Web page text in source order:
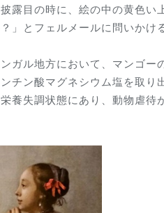
露目の時に、絵の中の黄色い
」とフェルメールに問いかけ
ガル地方において、マンゴー
チン酸マグネシウム塩を取り
養失調状態にあり、動物虐待